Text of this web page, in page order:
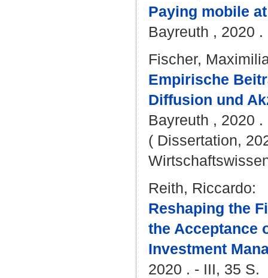
Paying mobile
Bayreuth , 2020 .
Fischer,
Empirische
Diffusion und
Bayreuth , 2020
( Dissertation,
Reith, Riccardo:
Reshaping the
the Acceptance
Investment
2020 . - III, 35 S.